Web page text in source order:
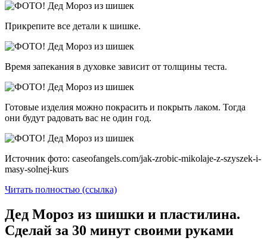
Прикрепите все детали к шишке.
Время запекания в духовке зависит от толщины теста.
Готовые изделия можно покрасить и покрыть лаком. Тогда
они будут радовать вас не один год.
Источник фото: caseofangels.com/jak-zrobic-mikolaje-z-szyszek-i-
masy-solnej-kurs
Читать полностью (ссылка)
Дед Мороз из шишки и пластилина.
Сделай за 30 минут своими руками